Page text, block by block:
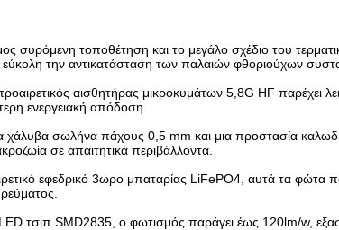
συρόμενη τοποθέτηση και το μεγάλο σχέδιο του
την αντικατάσταση των παλαιών φθοριούχων
αισθητήρας μικροκυμάτων 5,8G HF παρέχει
ενεργειακή απόδοση.
χάλυβα σωλήνα πάχους 0,5 mm και μια προστασία
σε απαιτητικά περιβάλλοντα.
εφεδρικό 3ωρο μπαταρίας LiFePO4, αυτά τα φώτα
τσιπ SMD2835, ο φωτισμός παράγει έως 120lm/w,